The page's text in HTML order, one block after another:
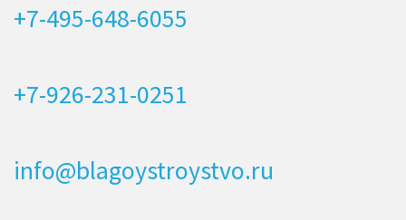
+7-495-648-6055
+7-926-231-0251
info@blagoystroystvo.ru